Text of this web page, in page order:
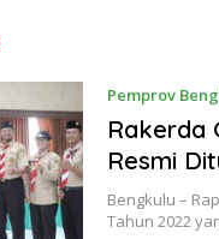
Pemprov
Rakerda
Resmi
Bengkulu –
Tahun 2022